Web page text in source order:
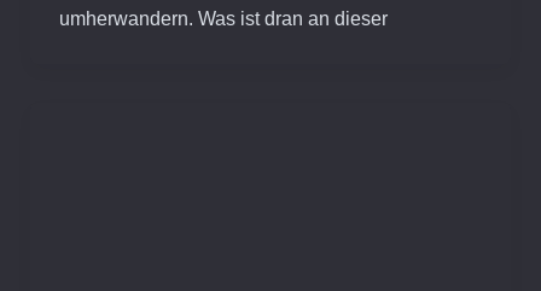
umherwandern. Was ist dran an dieser